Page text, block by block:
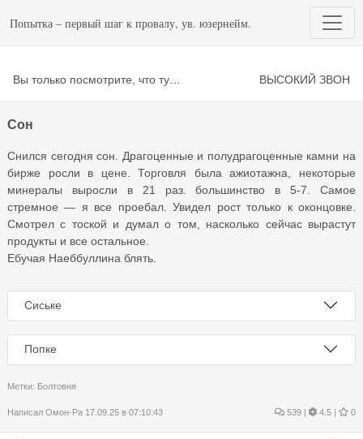
Попытка – первый шаг к провалу, ув. юзернейм.
ВЫСОКИЙ ЗВОН
Сон
Снился сегодня сон. Драгоценные и полудрагоценные камни на
бирже росли в цене. Торговля была ажиотажна, некоторые
минералы выросли в 21 раз. большинство в 5-7. Самое
стремное — я все проебал. Увидел рост только к оконцовке.
Смотрел с тоской и думал о том, насколько сейчас вырастут
продукты и все остальное.
Ебучая Наеббуллина блять.
Сиське
Попке
Метки: Болтовня
Написал Омон-Ра 17.09.25 в 07:10:43 539 | 4.5 | 0